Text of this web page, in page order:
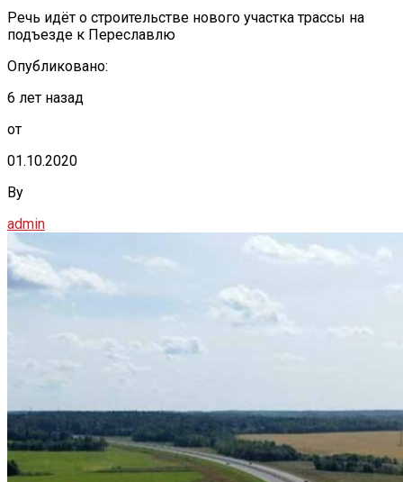
Речь идёт о строительстве нового участка трассы на
подъезде к Переславлю
Опубликовано:
6 лет назад
от
01.10.2020
By
admin